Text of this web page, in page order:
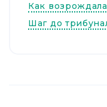
Как
Шаг до